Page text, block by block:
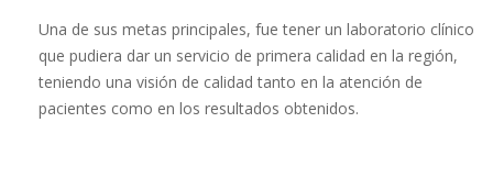
Una de sus metas principales, fue tener un laboratorio clínico
que pudiera dar un servicio de primera calidad en la región,
teniendo una visión de calidad tanto en la atención de
pacientes como en los resultados obtenidos.